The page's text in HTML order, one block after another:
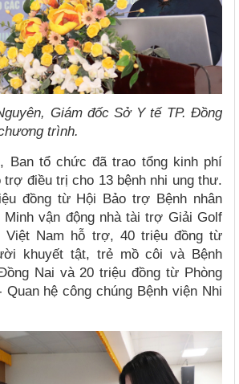
Giám đốc Sở Y tế TP. Đồng
trình.
Ban tổ chức đã trao tổng kinh phí
trợ điều trị cho 13 bệnh nhi ung thư.
đồng từ Hội Bảo trợ Bệnh nhân
Minh vận động nhà tài trợ Giải Golf
Việt Nam hỗ trợ, 40 triệu đồng từ
khuyết tật, trẻ mồ côi và Bệnh
Nai và 20 triệu đồng từ Phòng
hệ công chúng Bệnh viện Nhi